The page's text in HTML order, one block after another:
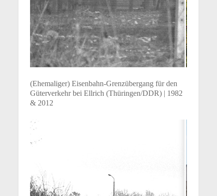
(Ehemaliger) Eisenbahn-Grenzübergang für den
Güterverkehr bei Ellrich (Thüringen/DDR) | 1982
& 2012